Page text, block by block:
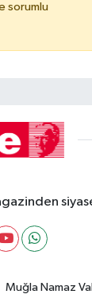
sorumlu
Muğla Namaz